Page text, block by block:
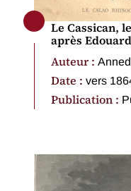
Le Cassican,
après
Auteur :
Date : vers
Publication :